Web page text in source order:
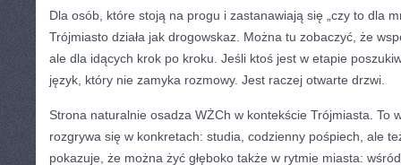
Dla osób, które stoją na progu i zastanawiają się „czy to dla
Trójmiasto działa jak drogowskaz. Można tu zobaczyć, że
ale dla idących krok po kroku. Jeśli ktoś jest w etapie
język, który nie zamyka rozmowy. Jest raczej otwarte drzwi.
Strona naturalnie osadza WŻCh w kontekście Trójmiasta. To
rozgrywa się w konkretach: studia, codzienny pośpiech, ale
pokazuje, że można żyć głęboko także w rytmie miasta: